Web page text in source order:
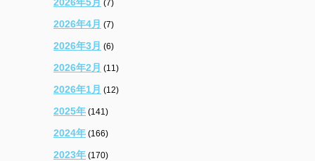
(7)
2026年4月 (7)
2026年3月 (6)
2026年2月 (11)
2026年1月 (12)
2025年 (141)
2024年 (166)
2023年 (170)